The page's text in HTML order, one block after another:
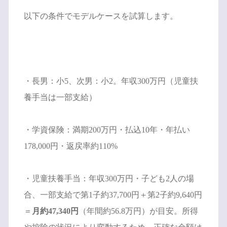
以下の条件でモデルケースを試算します。
・長男：小5、次男：小2。年収300万円（児童扶
養手当は一部支給）
・学資保険：満期200万円・払込10年・年払い
178,000円・返戻率約110%
・児童扶養手当：年収300万円・子ども2人の場
合、一部支給で第1子約37,700円＋第2子約9,640円
＝ 月約47,340円
（年間約56.8万円）が目安。所得